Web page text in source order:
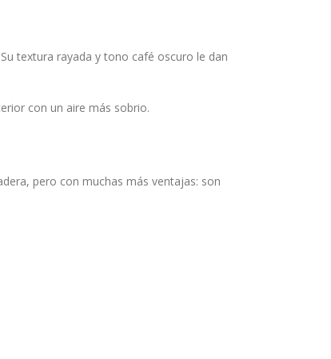
textura rayada y tono café oscuro le dan
con un aire más sobrio.
pero con muchas más ventajas: son